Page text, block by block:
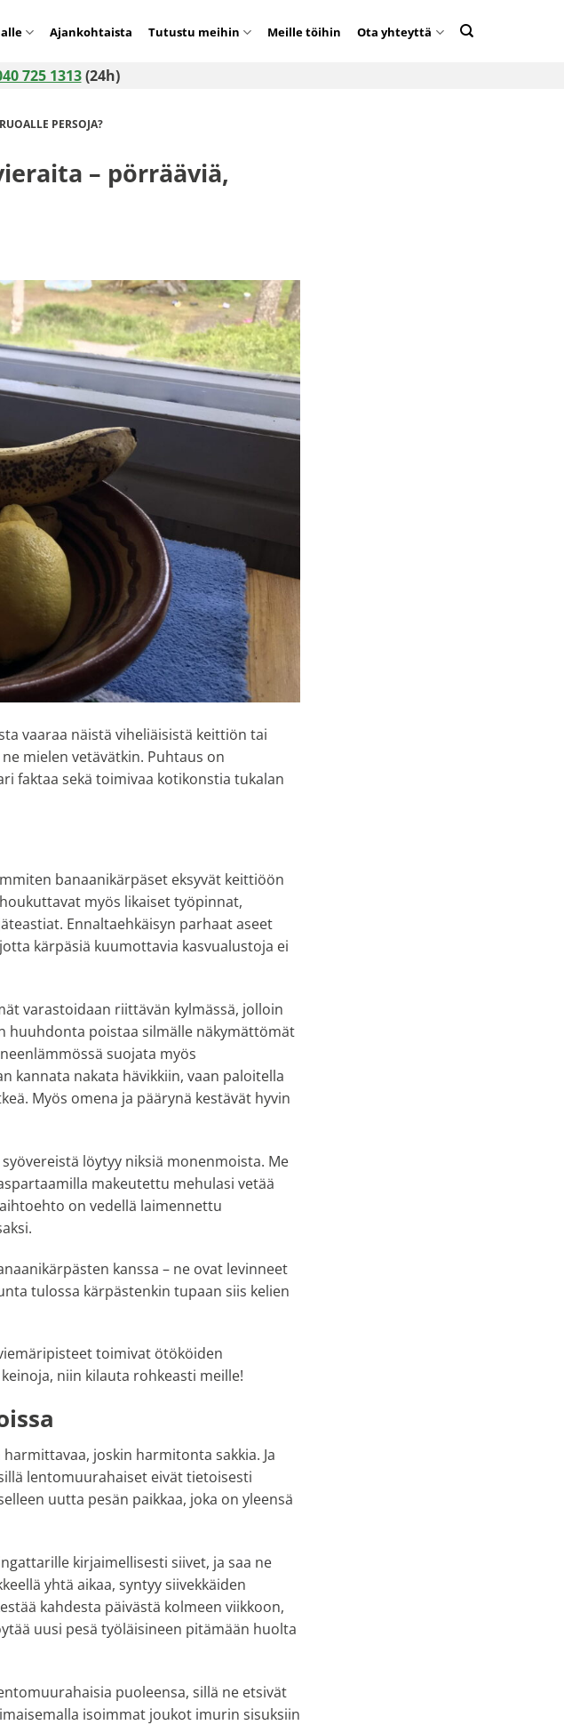
Ajankohtaista Tutustu meihin Meille töihin Ota yhteyttä
725 1313(24h)
PERSOJA?
– pörrääviä,
vaaraa näistä viheliäisistä keittiön tai
mielen vetävätkin. Puhtaus on
faktaa sekä toimivaa kotikonstia tukalan
banaanikärpäset eksyvät keittiöön
myös likaiset työpinnat,
Ennaltaehkäisyn parhaat aseet
kärpäsiä kuumottavia kasvualustoja ei
varastoidaan riittävän kylmässä, jolloin
huuhdonta poistaa silmälle näkymättömät
suojata myös
kannata nakata hävikkiin, vaan paloitella
Myös omena ja päärynä kestävät hyvin
löytyy niksiä monenmoista. Me
makeutettu mehulasi vetää
on vedellä laimennettu
kanssa – ne ovat levinneet
tulossa kärpästenkin tupaan siis kelien
toimivat ötököiden
niin kilauta rohkeasti meille!
joskin harmitonta sakkia. Ja
lentomuurahaiset eivät tietoisesti
uutta pesän paikkaa, joka on yleensä
kirjaimellisesti siivet, ja saa ne
yhtä aikaa, syntyy siivekkäiden
kahdesta päivästä kolmeen viikkoon,
uusi pesä työläisineen pitämään huolta
puoleensa, sillä ne etsivät
isoimmat joukot imurin sisuksiin